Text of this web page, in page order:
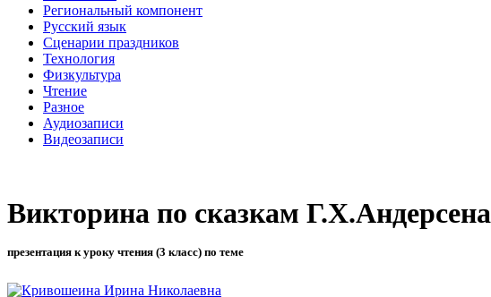
Региональный компонент
Русский язык
Сценарии праздников
Технология
Физкультура
Чтение
Разное
Аудиозаписи
Видеозаписи
Викторина по сказкам Г.Х.Андерсена
презентация к уроку чтения (3 класс) по теме